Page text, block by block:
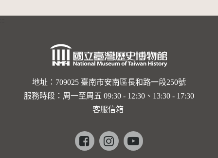
地址：709025 臺南市安南區長和路一段250號
服務時段：周一至周五 09:30 - 12:30、13:30 - 17:30
客服信箱
Facebookinstagramyoutube